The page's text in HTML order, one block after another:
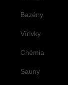
Bazény
Vírivky
Chémia
Sauny